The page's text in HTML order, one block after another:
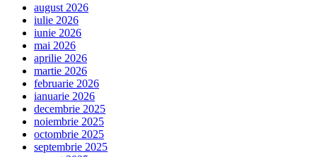
august 2026
iulie 2026
iunie 2026
mai 2026
aprilie 2026
martie 2026
februarie 2026
ianuarie 2026
decembrie 2025
noiembrie 2025
octombrie 2025
septembrie 2025